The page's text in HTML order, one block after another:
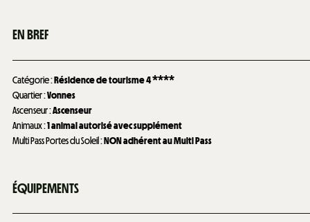
EN BREF
Catégorie:Résidence de tourisme 4 ****
Quartier:Vonnes
Ascenseur:Ascenseur
Animaux:1 animal autorisé avec supplément
Multi Pass Portes du Soleil :NON adhérent au Multi Pass
ÉQUIPEMENTS